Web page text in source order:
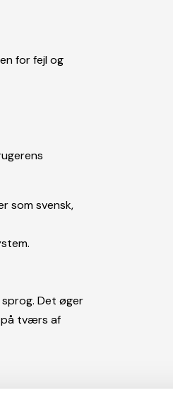
for fejl og
som svensk,
Det øger
på tværs af